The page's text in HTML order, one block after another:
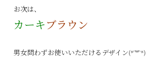
お次は、
カーキブラウン
男女問わずお使いいただけるデザイン(*´꒳`*)